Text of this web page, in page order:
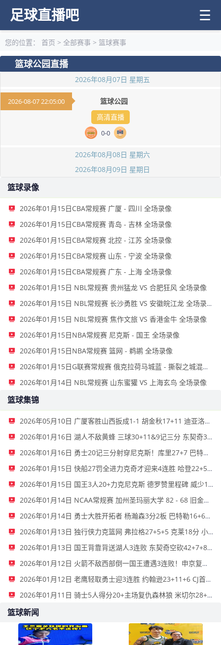
足球直播吧 ☰
您的位置： 首页 > 全部赛事 > 篮球赛事
篮球公园直播
2026年08月07日 星期五
2026-08-07 22:05:00
篮球公园
高清直播
0-0
2026年08月08日 星期六
2026年08月09日 星期日
篮球录像
2026年01月15日CBA常规赛 广厦 - 四川 全场录像
2026年01月15日CBA常规赛 青岛 - 吉林 全场录像
2026年01月15日CBA常规赛 北控 - 江苏 全场录像
2026年01月15日CBA常规赛 山东 - 宁波 全场录像
2026年01月15日CBA常规赛 广东 - 上海 全场录像
2026年01月15日 NBL常规赛 贵州猛龙 VS 合肥狂风 全场录像
2026年01月15日 NBL常规赛 长沙勇胜 VS 安徽皖江龙 全场录像
2026年01月15日 NBL常规赛 焦作文旅 VS 香港金牛 全场录像
2026年01月15日NBA常规赛 尼克斯 - 国王 全场录像
2026年01月15日NBA常规赛 篮网 - 鹈鹕 全场录像
2026年01月15日G联赛常规赛 俄克拉荷马城蓝 - 撕裂之城混音 全场录像
2026年01月14日 NBL常规赛 山东蜜獾 VS 上海玄鸟 全场录像
篮球集锦
2026年05月10日 广厦客胜山西扳成1-1 胡金秋17+11 迪亚洛关键上篮不中
2026年01月16日 湖人不敌黄蜂 三球30+11&9记三分 东契奇39分 詹姆斯29+9+6
2026年01月16日 勇士20记三分射穿尼克斯！库里27+7 巴特勒32+8 穆迪三分9中7
2026年01月15日 快船27罚全进力克奇才迎来4连胜 哈登22+5+8 伦纳德33分4断
2026年01月15日 国王3人20+力克尼克斯 德罗赞里程碑 威少11助 布伦森伤退
2026年01月14日 NCAA常规赛 加州圣玛丽大学 82 - 68 旧金山大学 全场集锦
2026年01月14日 勇士大胜开拓者 杨瀚森3分2板 巴特勒16+6+5 库里9中2送11助
2026年01月13日 独行侠力克篮网 弗拉格27+5+5 克莱18分 小波特28+9
2026年01月13日 国王背靠背送湖人3连败 东契奇空砍42+7+8+4断 威少22+5+7
2026年01月12日 火箭不敌西部倒一国王遭遇3连败！申京复出19+9 阿门31+13+6
2026年01月12日 老鹰轻取勇士迎3连胜 约翰逊23+11+6 CJ首秀12分 库里31+5
2026年01月11日 骑士5人得分20+主场复仇森林狼 米切尔28+8 爱德华兹25+5
篮球新闻